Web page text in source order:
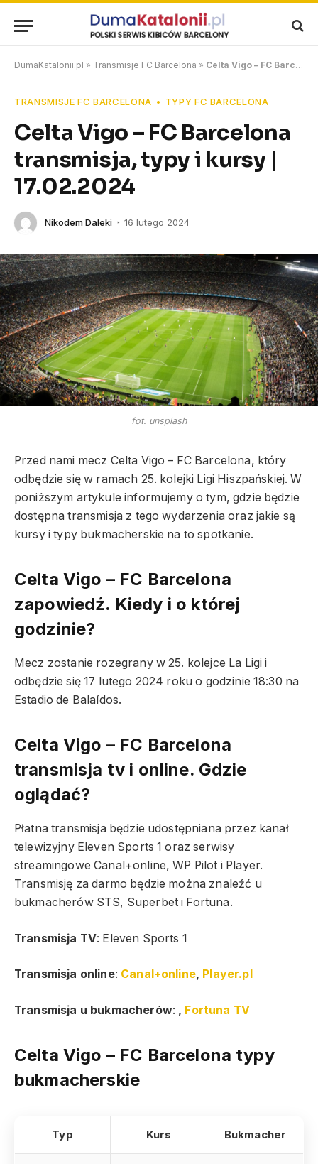
DumaKatalonii.pl » Transmisje FC Barcelona » Celta Vigo – FC Barcelona transmisja, typy i kursy | 17.02.2024
TRANSMISJE FC BARCELONA TYPY FC BARCELONA
Celta Vigo – FC Barcelona
transmisja, typy i kursy |
17.02.2024
Nikodem Daleki 16 lutego 2024
fot. unsplash
Przed nami mecz Celta Vigo – FC Barcelona, który
odbędzie się w ramach 25. kolejki Ligi Hiszpańskiej. W
poniższym artykule informujemy o tym, gdzie będzie
dostępna transmisja z tego wydarzenia oraz jakie są
kursy i typy bukmacherskie na to spotkanie.
Celta Vigo – FC Barcelona
zapowiedź. Kiedy i o której
godzinie?
Mecz zostanie rozegrany w 25. kolejce La Ligi i
odbędzie się 17 lutego 2024 roku o godzinie 18:30 na
Estadio de Balaídos.
Celta Vigo – FC Barcelona
transmisja tv i online. Gdzie
oglądać?
Płatna transmisja będzie udostępniana przez kanał
telewizyjny Eleven Sports 1 oraz serwisy
streamingowe Canal+online, WP Pilot i Player.
Transmisję za darmo będzie można znaleźć u
bukmacherów STS, Superbet i Fortuna.
Transmisja TV: Eleven Sports 1
Transmisja online: Canal+online, Player.pl
Transmisja u bukmacherów: , Fortuna TV
Celta Vigo – FC Barcelona typy
bukmacherskie
Typ Kurs Bukmacher